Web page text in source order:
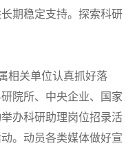
期稳定支持。探索科研
相关单位认真抓好落
院所、中央企业、国家
办科研助理岗位招录活
。动员各类媒体做好宣